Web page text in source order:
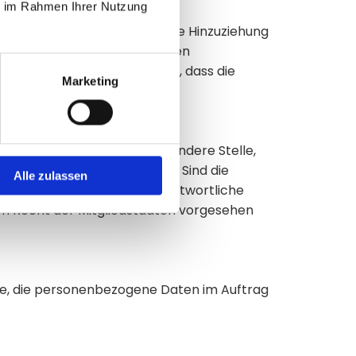
Rahmen Ihrer Nutzung
Marketing
Alle zulassen
Daten ohne Hinzuziehung
sofern diese zusätzlichen
die gewährleisten, dass die
werden.
Einrichtung oder andere Stelle,
Daten entscheidet. Sind die
so kann der Verantwortliche
Recht der Mitgliedstaaten vorgesehen
die personenbezogene Daten im Auftrag